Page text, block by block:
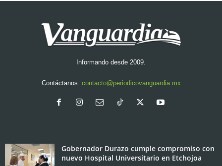
Informando desde 2009.
Contáctanos: contacto@periodicovanguardia.mx
Gobernador Durazo cumple compromiso con
nuevo Hospital Universitario en Etchojoa